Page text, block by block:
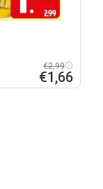
€2,99
€1,66